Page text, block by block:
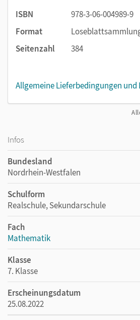
ISBN
978-3-06-004989-9
Format
Seitenzahl
384
Allgemeine Lieferbedingungen und
Infos
Bundesland
Nordrhein-Westfalen
Schulform
Realschule, Sekundarschule
Fach
Mathematik
Klasse
7. Klasse
Erscheinungsdatum
25.08.2022